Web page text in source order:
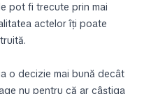
pot fi trecute prin mai
actelor îți poate
o decizie mai bună decât
nu pentru că ar câștiga